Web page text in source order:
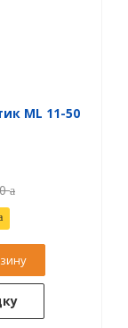
ML 11-50